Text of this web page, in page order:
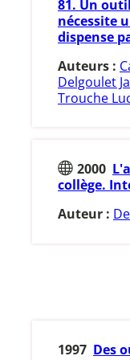
81. Un
nécessite
dispense
Auteurs :
Delgoulet
Trouche
2000
collège.
Auteur :
1997 Des